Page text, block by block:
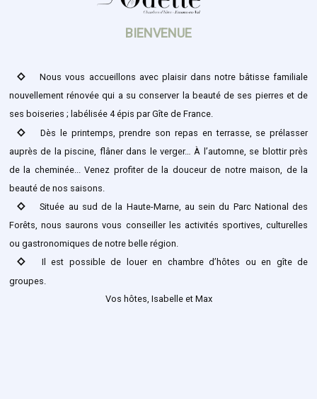
BIENVENUE
stat_0
Nous vous accueillons avec plaisir dans notre bâtisse familiale
nouvellement rénovée qui a su conserver la beauté de ses pierres et de
ses boiseries ; labélisée 4 épis par Gîte de France.
stat_0
Dès le printemps, prendre son repas en terrasse, se prélasser
auprès de la piscine, flâner dans le verger… À l’automne, se blottir près
de la cheminée... Venez profiter de la douceur de notre maison, de la
beauté de nos saisons.
stat_0
Située au sud de la Haute-Marne, au sein du Parc National des
Forêts, nous saurons vous conseiller les activités sportives, culturelles
ou gastronomiques de notre belle région.
stat_0
Il est possible de louer en chambre d’hôtes ou en gîte de
groupes.
Vos hôtes, Isabelle et Max